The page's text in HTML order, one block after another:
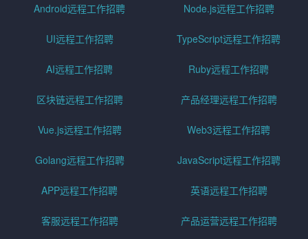
Android远程工作招聘 Node.js远程工作招聘
UI远程工作招聘 TypeScript远程工作招聘
AI远程工作招聘 Ruby远程工作招聘
区块链远程工作招聘 产品经理远程工作招聘
Vue.js远程工作招聘 Web3远程工作招聘
Golang远程工作招聘 JavaScript远程工作招聘
APP远程工作招聘 英语远程工作招聘
客服远程工作招聘 产品运营远程工作招聘